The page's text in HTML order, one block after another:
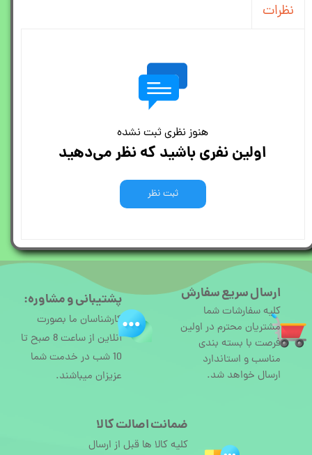
نظرات
هنوز نظری ثبت نشده
اولین نفری باشید که نظر می‌دهید
ثبت نظر
ارسال سریع سفارش
کلیه سفارشات شما
مشتریان محترم در اولین
فرصت با بسته بندی
مناسب و استاندارد
ارسال خواهد شد.
پشتیبانی و مشاوره:
کارشناسان ما بصورت
آنلاین از ساعت 8 صبح تا
10 شب در خدمت شما
عزیزان میباشند.
ضمانت اصالت کالا
کلیه کالا ها قبل از ارسال